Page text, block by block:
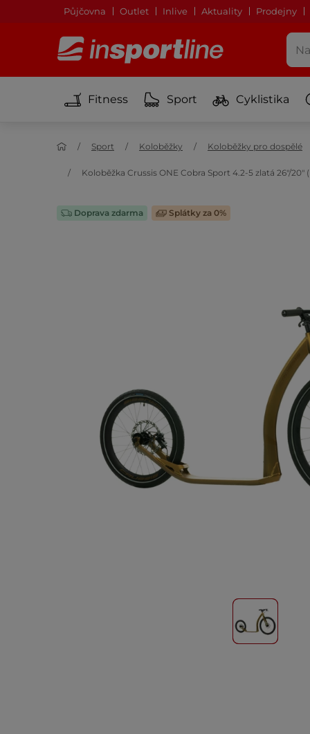
Půjčovna Outlet Inlive Aktuality Prodejny
Fitness Sport Cyklistika
Sport Koloběžky Koloběžky pro dospělé
Koloběžka Crussis ONE Cobra Sport 4.2-5 zlatá 26"/
Doprava zdarma Splátky za 0%